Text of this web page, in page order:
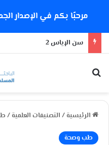
مرحبًا بكم في الإصدار
سن الإياس 2
الرئيسية / التصنيفات العلمية /
طب وصحة